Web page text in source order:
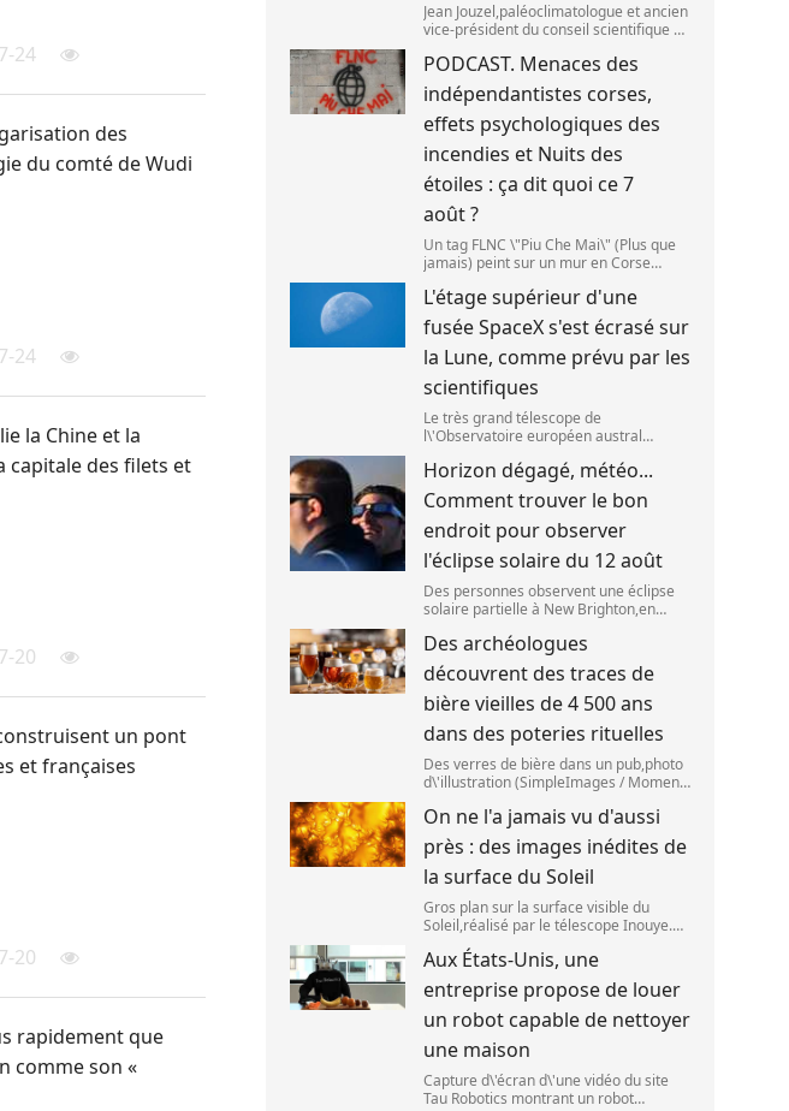
24
des
du comté de Wudi
24
la Chine et la
capitale des filets et
20
un pont
et françaises
20
rapidement que
comme son «
Jean Jouzel,paléoclimatologue et ancien
vice-président du conseil scientifique du
(FRANCEINFO / RADIO FRANCE)
PODCAST. Menaces des
indépendantistes corses,
effets psychologiques des
incendies et Nuits des
étoiles : ça dit quoi ce 7
août ?
Un tag FLNC \"Piu Che Mai\" (Plus que
jamais) peint sur un mur en Corse
CASABIANCA )
L'étage supérieur d'une
fusée SpaceX s'est écrasé sur
la Lune, comme prévu par les
scientifiques
Le très grand télescope de
l\'Observatoire européen austral
preuves que l\'étage supérieur d\'une
fusée de SpaceX s\'est bien écrasé sur
la Lune,le 5 aoû
Horizon dégagé, météo...
Comment trouver le bon
endroit pour observer
l'éclipse solaire du 12 août
Des personnes observent une éclipse
solaire partielle à New Brighton,en
2025. (SANKA VIDANAGAMA )
Des archéologues
découvrent des traces de
bière vieilles de 4 500 ans
dans des poteries rituelles
Des verres de bière dans un pub,photo
d\'illustration (SimpleImages / Moment
boisson alcoolisée du monde. Les
premières traces de bière ont été
retrouvées ch
On ne l'a jamais vu d'aussi
près : des images inédites de
la surface du Soleil
Gros plan sur la surface visible du
Soleil,réalisé par le télescope Inouye.
(NSF/NSO/AURA/MPS) Certains se
préparent peut-être à photographier le
mieux possible l\'éclipse solaire,prévue
le 1
Aux États-Unis, une
entreprise propose de louer
un robot capable de nettoyer
une maison
Capture d\'écran d\'une vidéo du site
Tau Robotics montrant un robot